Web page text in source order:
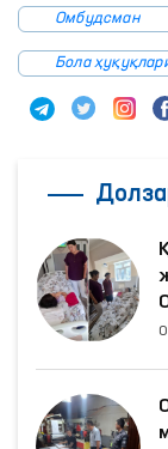
Омбудсман
Бола